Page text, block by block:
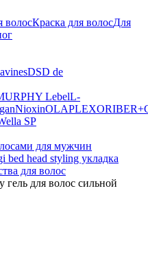
волосКраска для волосДля
DSD de
LebelL-
NiохinOLAPLEXORIBE
SP
для мужчин
bed head styling укладка
для волос
гель для волос сильной